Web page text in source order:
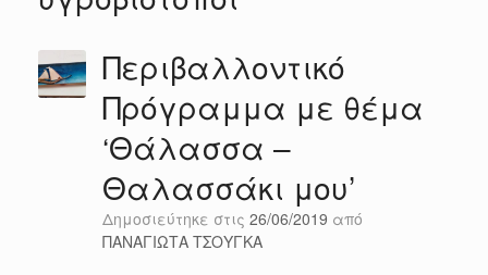
Περιβαλλοντικό
Πρόγραμμα με θέμα
‘Θάλασσα –
Θαλασσάκι μου’
Δημοσιεύτηκε στις 26/06/2019 από
ΠΑΝΑΓΙΩΤΑ ΤΣΟΥΓΚΑ